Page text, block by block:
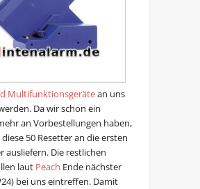
Multifunktionsgerätean uns
Da wir schon ein
an Vorbestellungen haben,
50 Resetter an die ersten
ausliefern. Die restlichen
laut Peach Ende nächster
bei uns eintreffen. Damit